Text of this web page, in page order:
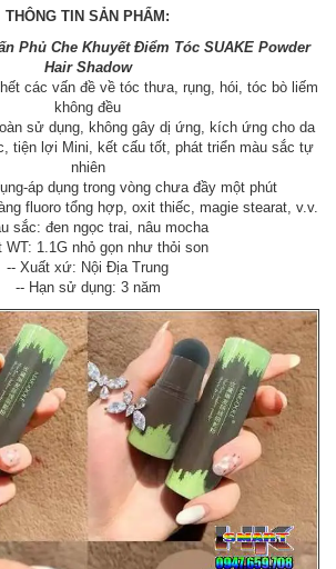
THÔNG TIN SẢN PHẨM:
Phủ Che Khuyết Điểm Tóc SUAKE Powder
Hair Shadow
các vấn đề về tóc thưa, rụng, hói, tóc bò liếm
không đều
sử dụng, không gây dị ứng, kích ứng cho da
tiện lợi Mini, kết cấu tốt, phát triển màu sắc tự
nhiên
áp dụng trong vòng chưa đầy một phút
fluoro tổng hợp, oxit thiếc, magie stearat, v.v.
sắc: đen ngọc trai, nâu mocha
WT: 1.1G nhỏ gọn như thỏi son
-- Xuất xứ: Nội Địa Trung
-- Hạn sử dụng: 3 năm